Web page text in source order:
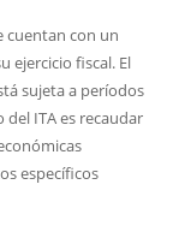
cuentan con un
ejercicio fiscal. El
sujeta a períodos
ITA es recaudar
específicos